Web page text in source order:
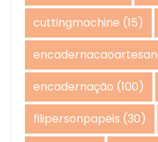
cuttingmachine (15)
encadernação (100)
filipersonpapeis (30)